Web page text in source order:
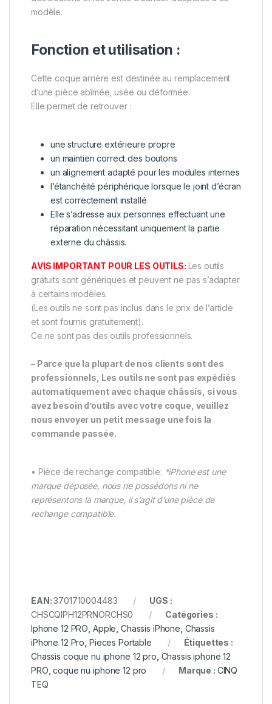
modèle.
Fonction et utilisation :
Cette coque arrière est destinée au remplacement
d’une pièce abîmée, usée ou déformée.
Elle permet de retrouver :
une structure extérieure propre
un maintien correct des boutons
un alignement adapté pour les modules internes
l’étanchéité périphérique lorsque le joint d’écran
est correctement installé
Elle s’adresse aux personnes effectuant une
réparation nécessitant uniquement la partie
externe du châssis.
AVIS IMPORTANT POUR LES OUTILS: Les outils
gratuits sont génériques et peuvent ne pas s’adapter
à certains modèles.
(Les outils ne sont pas inclus dans le prix de l’article
et sont fournis gratuitement).
Ce ne sont pas des outils professionnels.
– Parce que la plupart de nos clients sont des
professionnels, Les outils ne sont pas expédiés
automatiquement avec chaque châssis, si vous
avez besoin d’outils avec votre coque, veuillez
nous envoyer un petit message une fois la
commande passée.
• Pièce de rechange compatible: *iPhone est une
marque déposée, nous ne possédons ni ne
représentons la marque, il s’agit d’une pièce de
rechange compatible.
EAN:3701710004483
UGS :
CHSCQIPH12PRNORCHS0
Catégories :
Iphone 12 PRO Apple Chassis iPhone Chassis
iPhone 12 Pro Pieces Portable
Étiquettes :
Chassis coque nu iphone 12 pro Chassis iphone 12
PRO ,coque nu iphone 12 pro Marque : CINQ
TEQ